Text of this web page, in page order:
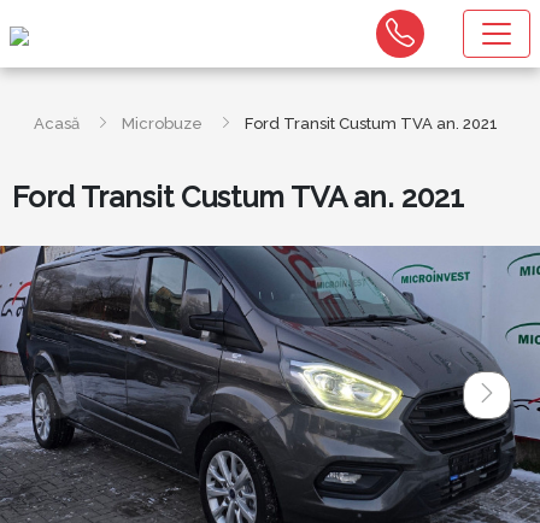
Acasă Microbuze Ford Transit Custum TVA an. 2021
Ford Transit Custum TVA an. 2021